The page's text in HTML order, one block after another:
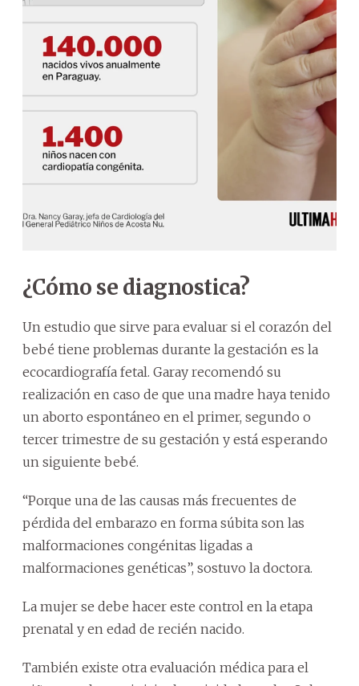
¿Cómo se diagnostica?
Un estudio que sirve para evaluar si el corazón del
bebé tiene problemas durante la gestación es la
ecocardiografía fetal. Garay recomendó su
realización en caso de que una madre haya tenido
un aborto espontáneo en el primer, segundo o
tercer trimestre de su gestación y está esperando
un siguiente bebé.
“Porque una de las causas más frecuentes de
pérdida del embarazo en forma súbita son las
malformaciones congénitas ligadas a
malformaciones genéticas”, sostuvo la doctora.
La mujer se debe hacer este control en la etapa
prenatal y en edad de recién nacido.
También existe otra evaluación médica para el